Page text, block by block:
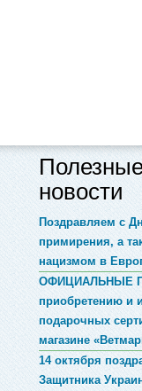
новости
Поздравляем с
примирения, а
нацизмом в
ОФИЦИАЛЬНЫЕ
приобретению и
подарочных
магазине
14 октября
Защитника